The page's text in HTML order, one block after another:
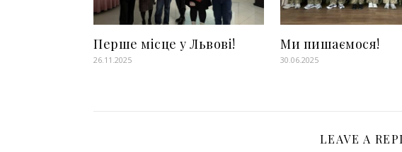
Перше місце у Львові!
26.11.2025
Ми пишаємося!
30.06.2025
LEAVE A